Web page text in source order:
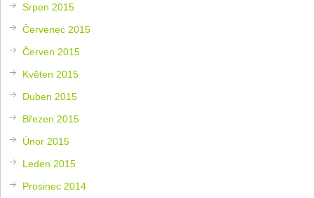
Srpen 2015
Červenec 2015
Červen 2015
Květen 2015
Duben 2015
Březen 2015
Únor 2015
Leden 2015
Prosinec 2014